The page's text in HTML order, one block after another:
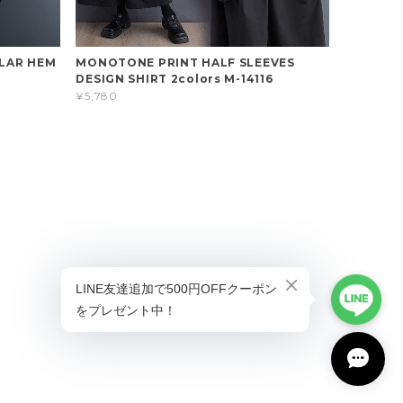
HEM
MONOTONE PRINT HALF SLEEVES
DESIGN SHIRT 2colors M-14116
¥5,780